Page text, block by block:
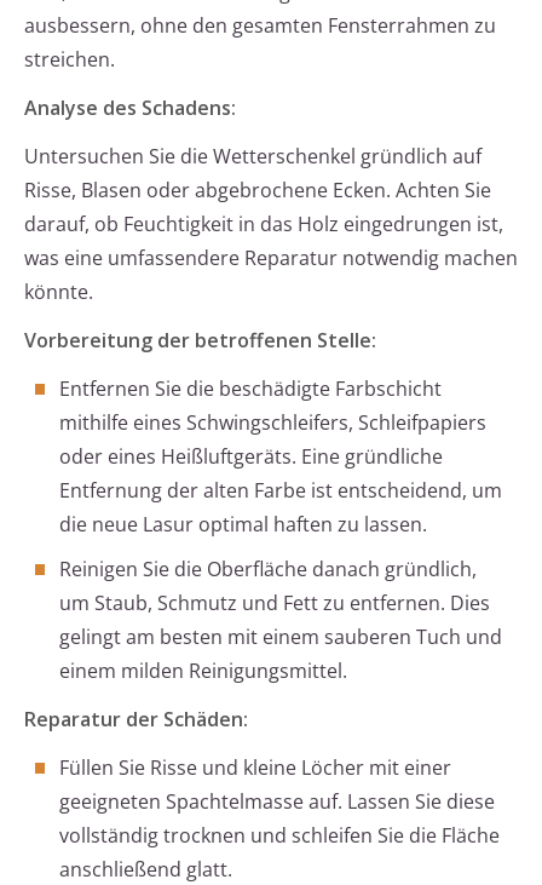
ausbessern, ohne den gesamten Fensterrahmen zu
streichen.
Analyse des Schadens:
Untersuchen Sie die Wetterschenkel gründlich auf
Risse, Blasen oder abgebrochene Ecken. Achten Sie
darauf, ob Feuchtigkeit in das Holz eingedrungen ist,
was eine umfassendere Reparatur notwendig machen
könnte.
Vorbereitung der betroffenen Stelle:
Entfernen Sie die beschädigte Farbschicht
mithilfe eines Schwingschleifers, Schleifpapiers
oder eines Heißluftgeräts. Eine gründliche
Entfernung der alten Farbe ist entscheidend, um
die neue Lasur optimal haften zu lassen.
Reinigen Sie die Oberfläche danach gründlich,
um Staub, Schmutz und Fett zu entfernen. Dies
gelingt am besten mit einem sauberen Tuch und
einem milden Reinigungsmittel.
Reparatur der Schäden:
Füllen Sie Risse und kleine Löcher mit einer
geeigneten Spachtelmasse auf. Lassen Sie diese
vollständig trocknen und schleifen Sie die Fläche
anschließend glatt.